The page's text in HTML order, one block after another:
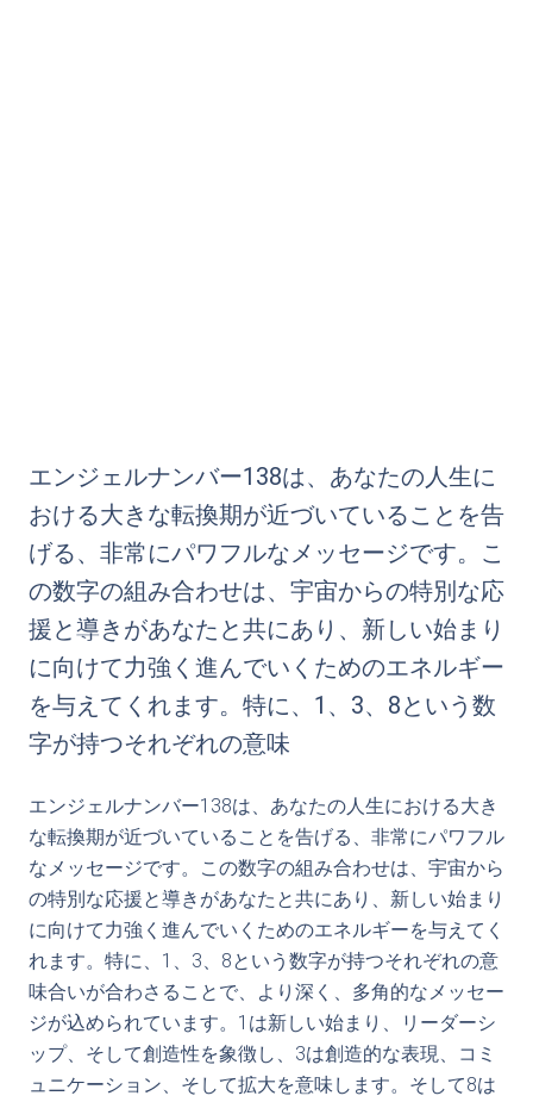
エンジェルナンバー138は、あなたの人生に
おける大きな転換期が近づいていることを告
げる、非常にパワフルなメッセージです。こ
の数字の組み合わせは、宇宙からの特別な応
援と導きがあなたと共にあり、新しい始まり
に向けて力強く進んでいくためのエネルギー
を与えてくれます。特に、1、3、8という数
字が持つそれぞれの意味
エンジェルナンバー138は、あなたの人生における大き
な転換期が近づいていることを告げる、非常にパワフル
なメッセージです。この数字の組み合わせは、宇宙から
の特別な応援と導きがあなたと共にあり、新しい始まり
に向けて力強く進んでいくためのエネルギーを与えてく
れます。特に、1、3、8という数字が持つそれぞれの意
味合いが合わさることで、より深く、多角的なメッセー
ジが込められています。1は新しい始まり、リーダーシ
ップ、そして創造性を象徴し、3は創造的な表現、コミ
ュニケーション、そして拡大を意味します。そして8は